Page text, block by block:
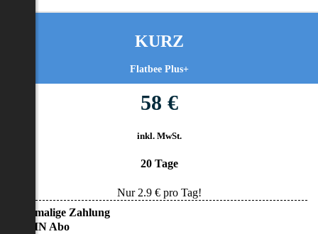
KURZ
Flatbee Plus+
58 €
inkl. MwSt.
20 Tage
Nur 2.9€ pro Tag!
• Einmalige Zahlung
• KEIN Abo